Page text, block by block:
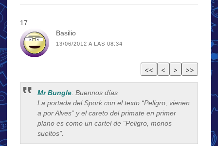
Basilio
13/06/2012 A LAS 08:34
Mr Bungle: Buennos días
La portada del Spork con el texto “Peligro, vienen
a por Alves” y el careto del primate en primer
plano es como un cartel de “Peligro, monos
sueltos”.